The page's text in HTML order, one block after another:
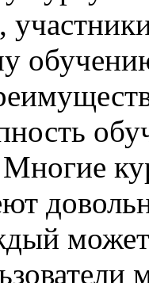
Многие
может